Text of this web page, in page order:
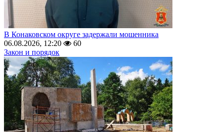
В Конаковском округе задержали мошенника
06.08.2026, 12:20
60
Закон и порядок